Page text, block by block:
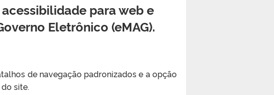
para web e
Eletrônico (eMAG).
de navegação padronizados e a opção
site.